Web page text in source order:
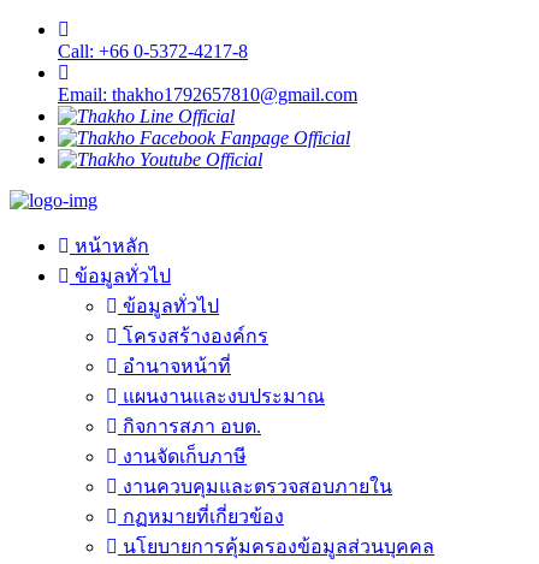
Call: +66 0-5372-4217-8
Email: thakho1792657810@gmail.com
หน้าหลัก
ข้อมูลทั่วไป
ข้อมูลทั่วไป
โครงสร้างองค์กร
อำนาจหน้าที่
แผนงานและงบประมาณ
กิจการสภา อบต.
งานจัดเก็บภาษี
งานควบคุมและตรวจสอบภายใน
กฏหมายที่เกี่ยวข้อง
นโยบายการคุ้มครองข้อมูลส่วนบุคคล